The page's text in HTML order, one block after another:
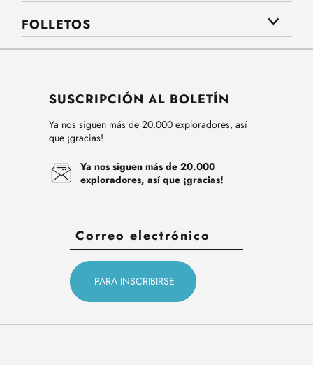
FOLLETOS
SUSCRIPCIÓN AL BOLETÍN
Ya nos siguen más de 20.000 exploradores, así
que ¡gracias!
Ya nos siguen más de 20.000
exploradores, así que ¡gracias!